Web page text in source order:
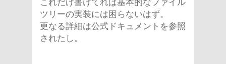
これだけ書けてれば基本的なファイル
ツリーの実装には困らないはず。
更なる詳細は公式ドキュメントを参照
されたし。